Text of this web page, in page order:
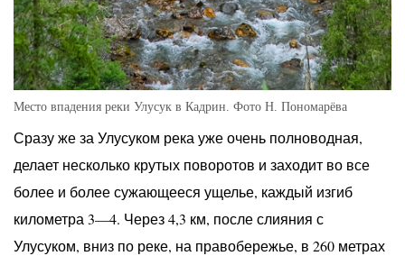
Место впадения реки Улусук в Кадрин. Фото Н. Пономарёва
Сразу же за Улусуком река уже очень полноводная,
делает несколько крутых поворотов и заходит во все
более и более сужающееся ущелье, каждый изгиб
километра 3—4. Через 4,3 км, после слияния с
Улусуком, вниз по реке, на правобережье, в 260 метрах